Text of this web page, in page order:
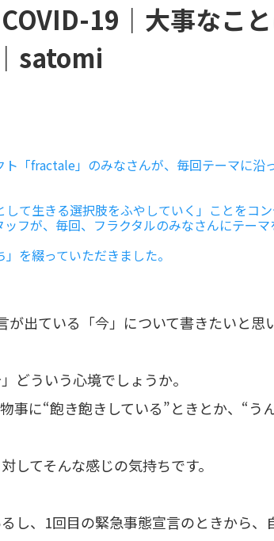
19｜大事なこ
satomi
「fractale」のみなさんが、毎回テーマに沿
して生きる選択肢をふやしていく」ことをコ
フが、毎回、フラクタルのみなさんにテーマ
を綴っていただきました。
出ている「今」について書きたいと思
どういう心境でしょうか。
事に“飽き飽きしている”ときとか、“う
してそんな感じの気持ちです。
し、1回目の緊急事態宣言のときから、